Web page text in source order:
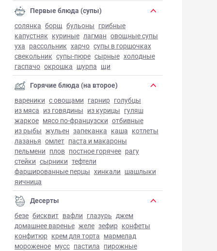
Первые блюда (супы)
солянка борщ бульоны грибные
капустняк куриные лагман овощные супы
уха рассольник харчо супы в горшочках
свекольник супы-пюре сырные холодные
гаспачо окрошка шурпа щи
Горячие блюда (на второе)
вареники с овощами гарнир голубцы
из мяса из говядины из курицы гуляш
жаркое мясо по-французски отбивные
из рыбы жульен запеканка каша котлеты
лазанья омлет паста и макароны
пельмени плов постное горячее рагу
стейки сырники тефтели
фаршированные перцы хинкали шашлыки
яичница
Десерты
безе бисквит вафли глазурь джем
домашнее варенье желе зефир конфеты
конфитюр крем для торта мармелад
мороженое мусс пастила пирожные